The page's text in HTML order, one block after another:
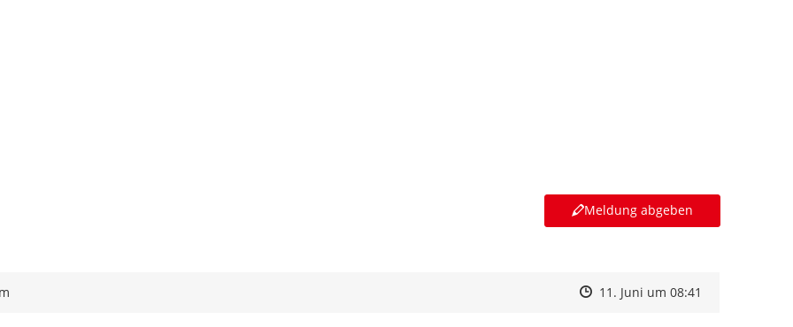
Meldung abgeben
Zeitpunkt des Erstellens
Zeitpunkt des Erstellens
11. Juni um 08:41